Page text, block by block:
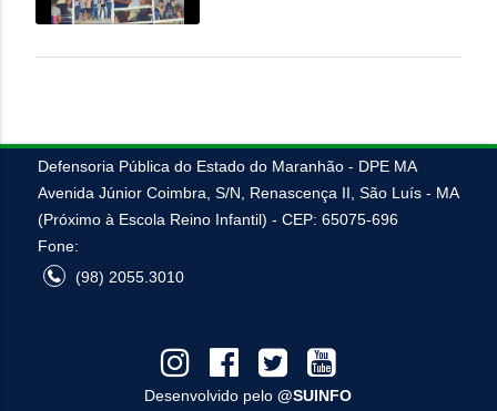
Defensoria Pública do Estado do Maranhão - DPE MA
Avenida Júnior Coimbra, S/N, Renascença II, São Luís - MA
(Próximo à Escola Reino Infantil) - CEP: 65075-696
Fone:
(98) 2055.3010
Desenvolvido pelo@SUINFO